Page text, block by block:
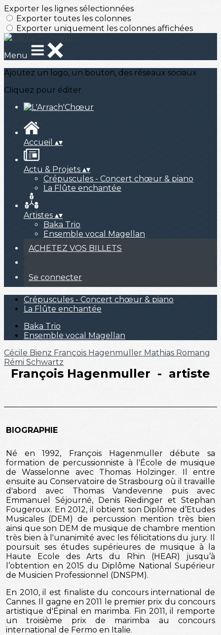
Exporter les lignes sélectionnées
Exporter toutes les colonnes
Exporter uniquement les colonnes affichées
Menu
Ajoutez un logo, un bouton, des réseaux sociaux
Cliquez pour éditer
Accueil ▴▾
Actu & Projets ▴▾
Crépuscules - Concert chœur & piano
La Flûte enchantée
Artistes ▴▾
Baka Trio
Ensemble vocal Magellan
ACHETEZ VOS BILLETS
Se connecter
Crépuscules - Concert chœur & piano
La Flûte enchantée
Baka Trio
Ensemble vocal Magellan
Cécile Bienz François Hagenmuller Mathias Romang
Rémi Schwartz
François Hagenmuller - artiste
BIOGRAPHIE
Né en 1992,
François Hagenmuller débute sa
formation de percussionniste à l'École de musique
de Wasselonne avec Thomas Holzinger. Il entre
ensuite au Conservatoire de Strasbourg où il travaille
d'abord avec Thomas Vandevenne puis avec
Emmanuel Séjourné, Denis Riedinger et Stephan
Fougeroux. En 2012, il obtient son Diplôme d’Etudes
Musicales (DEM) de percussion mention très bien
ainsi que son DEM de musique de chambre mention
très bien à l'unanimité avec les félicitations du jury. Il
poursuit ses études supérieures de musique à la
Haute Ecole des Arts du Rhin (HEAR) jusqu’à
l’obtention en 2015 du Diplôme National Supérieur
de Musicien Professionnel (DNSPM).
En 2010, il est finaliste du concours international de
Cannes. Il gagne en 2011 le premier prix du concours
artistique d'Épinal en marimba. Fin 2011, il remporte
un troisième prix de marimba au concours
international de Fermo en Italie.